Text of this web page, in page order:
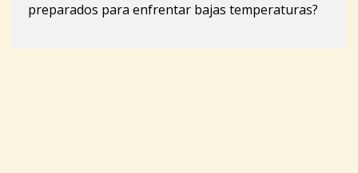
preparados para enfrentar bajas temperaturas?